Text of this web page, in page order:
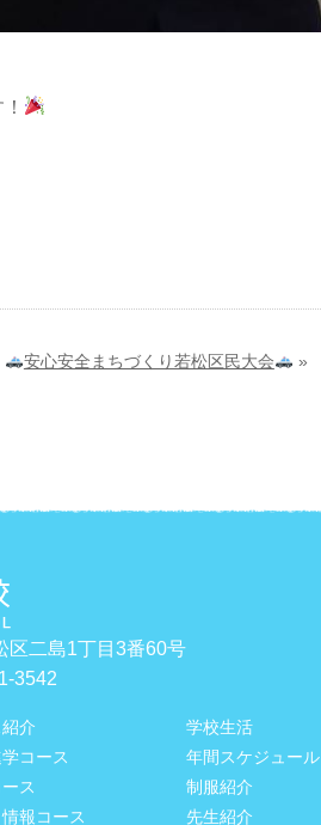
安心安全まちづくり若松区民大会 »
二島1丁目3番60号
3542
介
コース
ス
報コース
学校生活
年間スケジュール
制服紹介
先生紹介